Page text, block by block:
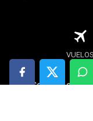
VUELOS
Contacta con